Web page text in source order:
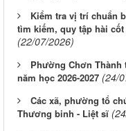
Kiểm tra vị trí chuẩn
tìm kiếm, quy tập hài
(22/07/2026)
Phường Chơn Thành
năm học 2026-2027 (24/
Các xã, phường tổ
Thương binh - Liệt sĩ